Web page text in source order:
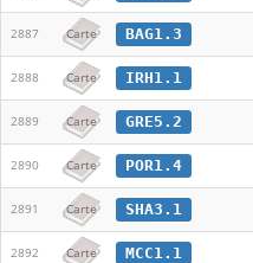
2887 Carte BAG1.3
2888 Carte IRH1.1
2889 Carte GRE5.2
2890 Carte POR1.4
2891 Carte SHA3.1
2892 Carte MCC1.1